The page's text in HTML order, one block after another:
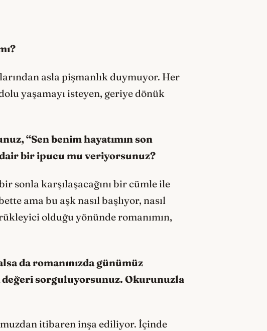
asla pişmanlık duymuyor. Her
yaşamayı isteyen, geriye dönük
“Sen benim hayatımın son
dair bir ipucu mu veriyorsunuz?
sonla karşılaşacağını bir cümle ile
ama bu aşk nasıl başlıyor, nasıl
olduğu yönünde romanımın,
da romanınızda günümüz
sorguluyorsunuz. Okurunuzla
itibaren inşa ediliyor. İçinde